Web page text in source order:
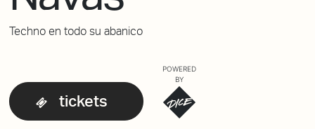
Techno en todo su abanico
tickets
POWERED
BY